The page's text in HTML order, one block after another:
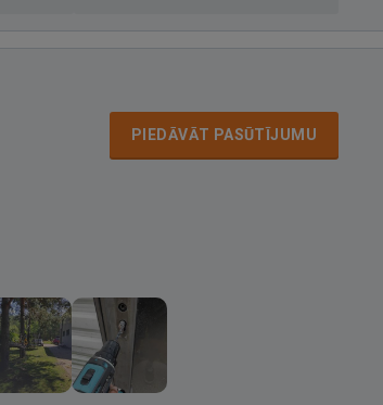
PIEDĀVĀT PASŪTĪJUMU